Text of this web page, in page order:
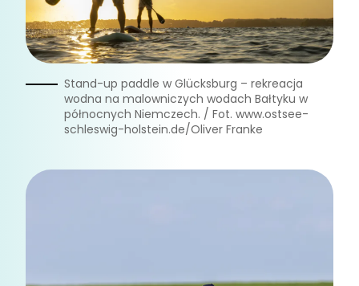
Stand-up paddle w Glücksburg – rekreacja
wodna na malowniczych wodach Bałtyku w
północnych Niemczech. / Fot. www.ostsee-
schleswig-holstein.de/Oliver Franke